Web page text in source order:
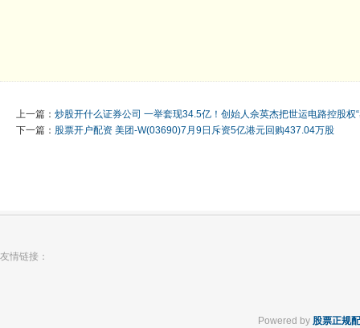
上一篇： 炒股开什么证券公司 一举套现34.5亿！创始人佘英杰把世运电路控股权
下一篇： 股票开户配资 美团-W(03690)7月9日斥资5亿港元回购437.04万股
友情链接：
Powered by 股票正规